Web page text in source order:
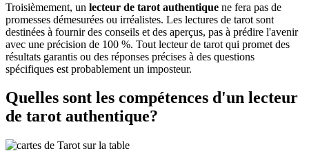
Troisièmement, un lecteur de tarot authentique ne fera pas de
promesses démesurées ou irréalistes. Les lectures de tarot sont
destinées à fournir des conseils et des aperçus, pas à prédire l'avenir
avec une précision de 100 %. Tout lecteur de tarot qui promet des
résultats garantis ou des réponses précises à des questions
spécifiques est probablement un imposteur.
Quelles sont les compétences d'un lecteur
de tarot authentique?